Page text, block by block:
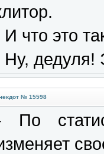
И что это
Ну, дедуля!
№ 15598
По